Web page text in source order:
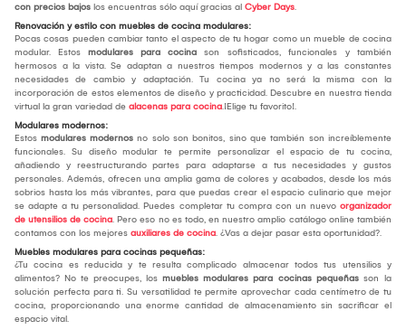
con precios bajos los encuentras sólo aquí gracias al Cyber Days.
Renovación y estilo con muebles de cocina modulares:
Pocas cosas pueden cambiar tanto el aspecto de tu hogar como un mueble de cocina
modular. Estos modulares para cocina son sofisticados, funcionales y también
hermosos a la vista. Se adaptan a nuestros tiempos modernos y a las constantes
necesidades de cambio y adaptación. Tu cocina ya no será la misma con la
incorporación de estos elementos de diseño y practicidad. Descubre en nuestra tienda
virtual la gran variedad de alacenas para cocina.¡Elige tu favorito!.
Modulares modernos:
Estos modulares modernos no solo son bonitos, sino que también son increíblemente
funcionales. Su diseño modular te permite personalizar el espacio de tu cocina,
añadiendo y reestructurando partes para adaptarse a tus necesidades y gustos
personales. Además, ofrecen una amplia gama de colores y acabados, desde los más
sobrios hasta los más vibrantes, para que puedas crear el espacio culinario que mejor
se adapte a tu personalidad. Puedes completar tu compra con un nuevo organizador
de utensilios de cocina. Pero eso no es todo, en nuestro amplio catálogo online también
contamos con los mejores auxiliares de cocina. ¿Vas a dejar pasar esta oportunidad?.
Muebles modulares para cocinas pequeñas:
¿Tu cocina es reducida y te resulta complicado almacenar todos tus utensilios y
alimentos? No te preocupes, los muebles modulares para cocinas pequeñas son la
solución perfecta para ti. Su versatilidad te permite aprovechar cada centímetro de tu
cocina, proporcionando una enorme cantidad de almacenamiento sin sacrificar el
espacio vital.